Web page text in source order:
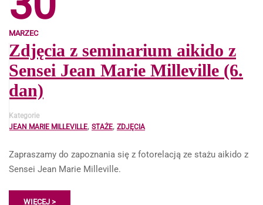
MARZEC
Zdjęcia z seminarium aikido z
Sensei Jean Marie Milleville (6.
dan)
Kategorie
JEAN MARIE MILLEVILLE, STAŻE, ZDJĘCIA
Zapraszamy do zapoznania się z fotorelacją ze stażu aikido z
Sensei Jean Marie Milleville.
WIĘCEJ >